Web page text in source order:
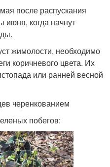
после распускания
июня, когда начнут
жимолости, необходимо
коричневого цвета. Их
или ранней весной
черенкованием
побегов: